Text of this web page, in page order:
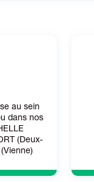
au sein
dans nos
(Deux-